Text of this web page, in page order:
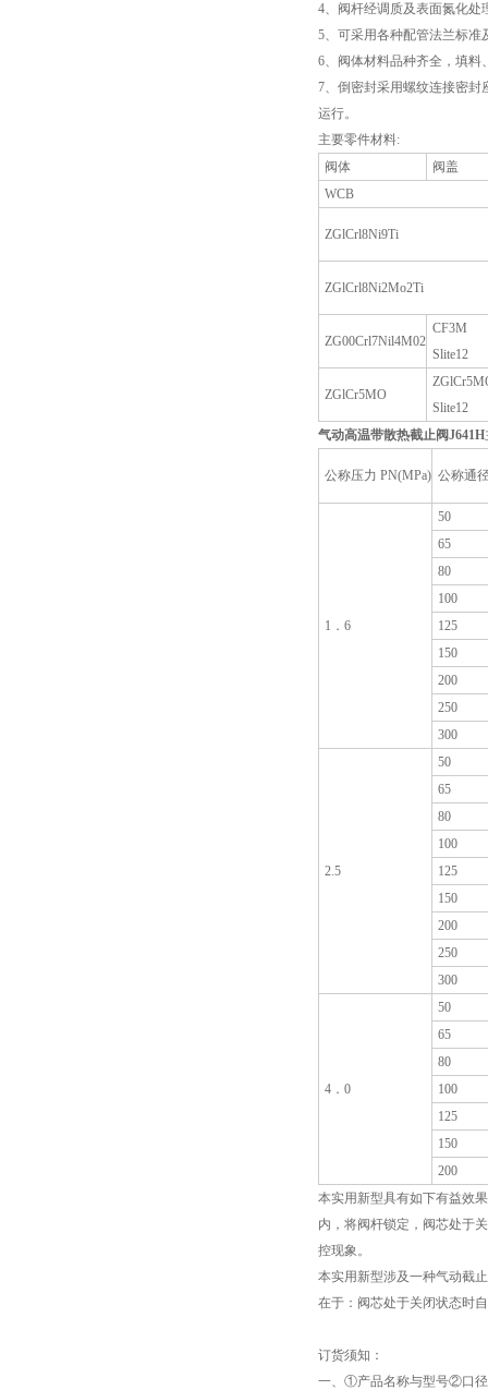
4、阀杆经调质及表面氮化处
5、可采用各种配管法兰标准
6、阀体材料品种齐全，填
7、倒密封采用螺纹连接密
运行。
主要零件材料:
阀体
阀盖
WCB
ZGlCrl8Ni9Ti
ZGlCrl8Ni2Mo2Ti
ZG00Crl7Nil4M02
CF3M
Slite12
ZGlCr5MO
Slite12
气动高温带散热截止阀J641H
公称压力 PN(MPa) 公称通
1．6
50
65
80
100
125
150
200
250
300
2.5
50
65
80
100
125
150
200
250
300
4．0
50
65
80
100
125
150
200
本实用新型具有如下有益效
内，将阀杆锁定，阀芯处于
控现象。
本实用新型涉及一种气动截
在于：阀芯处于关闭状态时
订货须知：
一、①产品名称与型号②口